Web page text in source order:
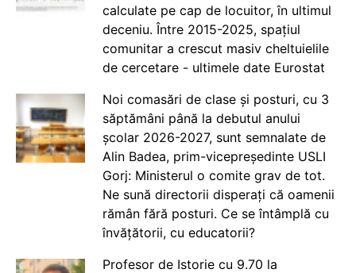
calculate pe cap de locuitor, în ultimul
deceniu. Între 2015-2025, spațiul
comunitar a crescut masiv cheltuielile
de cercetare - ultimele date Eurostat
Noi comasări de clase și posturi, cu 3
săptămâni până la debutul anului
școlar 2026-2027, sunt semnalate de
Alin Badea, prim-vicepreședinte USLI
Gorj: Ministerul o comite grav de tot.
Ne sună directorii disperați că oamenii
rămân fără posturi. Ce se întâmplă cu
învățătorii, cu educatorii?
Profesor de Istorie cu 9.70 la